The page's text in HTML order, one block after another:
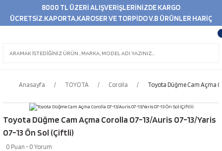
8000 TL ÜZERİ ALIŞVERİŞLERİNİZDE KARGO
ÜCRETSİZ.KAPORTA,KAROSER VE TORPİDO V.B ÜRÜNLER HARİÇ
Anasayfa TOYOTA Corolla Toyota Düğme Cam Açma
Toyota Düğme Cam Açma Corolla 07-13/Auris 07-13/Yaris
07-13 Ön Sol (Çiftli)
0 Puan - 0 Yorum